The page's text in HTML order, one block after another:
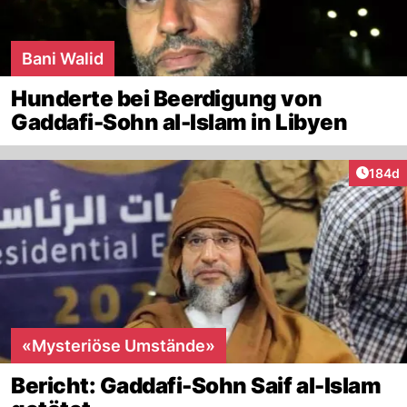
Bani Walid
Hunderte bei Beerdigung von
Gaddafi-Sohn al-Islam in Libyen
184d
«Mysteriöse Umstände»
Bericht: Gaddafi-Sohn Saif al-Islam